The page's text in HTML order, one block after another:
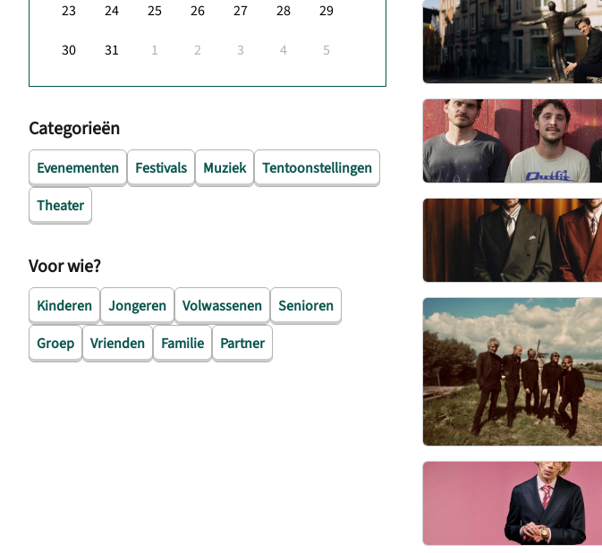
23
24 25 26 27 28
29
30
31 1 2 3 4 5
Categorieën
Evenementen Festivals Muziek
Tentoonstellingen
Theater
Voor wie?
Kinderen Jongeren Volwassenen
Senioren
Groep
Vrienden Familie Partner